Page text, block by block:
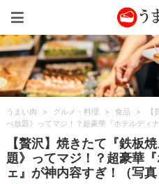
うまい肉 > グルメ・料理 > 食品 >
べ放題》ってマジ！？超豪華『ホテルディ
【贅沢】焼きたて『鉄板
題》ってマジ！？超豪華
ェ』が神内容すぎ！（写真